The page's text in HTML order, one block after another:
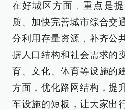
在好城区方面，重点是
质、加快完善城市综合交
分利用存量资源，补齐公
据人口结构和社会需求的
育、文化、体育等设施的
方面，优化路网结构，提
车设施的短板，让大家出